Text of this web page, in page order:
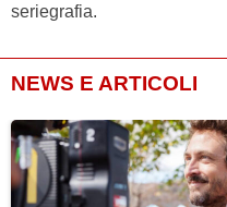
seriegrafia.
NEWS E ARTICOLI